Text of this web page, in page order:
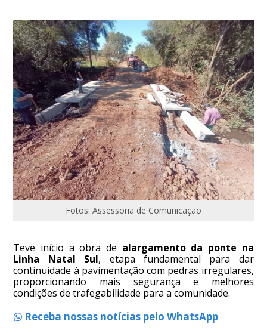
Fotos: Assessoria de Comunicação
Teve início a obra de alargamento da ponte na
Linha Natal Sul, etapa fundamental para dar
continuidade à pavimentação com pedras irregulares,
proporcionando mais segurança e melhores
condições de trafegabilidade para a comunidade.
Receba nossas notícias pelo WhatsApp